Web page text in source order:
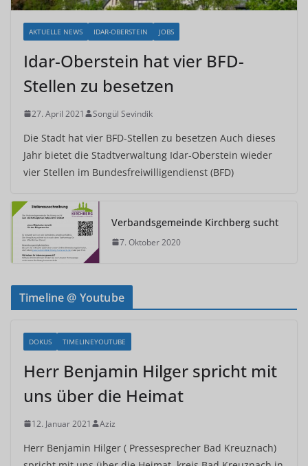
AKTUELLE NEWS IDAR-OBERSTEIN JOBS
Idar-Oberstein hat vier BFD-
Stellen zu besetzen
27. April 2021 Songül Sevindik
Die Stadt hat vier BFD-Stellen zu besetzen Auch dieses
Jahr bietet die Stadtverwaltung Idar-Oberstein wieder
vier Stellen im Bundesfreiwilligendienst (BFD)
Verbandsgemeinde Kirchberg sucht
7. Oktober 2020
Timeline @ Youtube
DOKUS TIMELINEYOUTUBE
Herr Benjamin Hilger spricht mit
uns über die Heimat
12. Januar 2021 Aziz
Herr Benjamin Hilger ( Pressesprecher Bad Kreuznach)